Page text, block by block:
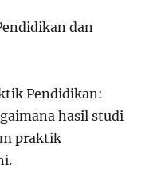
dan
Pendidikan:
hasil studi
praktik